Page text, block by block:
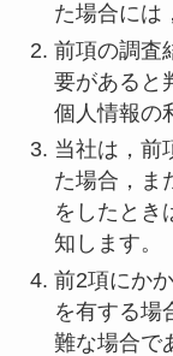
た場合には
前項の調査
要があると
個人情報の
当社は，前
た場合，ま
をしたとき
知します。
前2項にか
を有する場
難な場合で